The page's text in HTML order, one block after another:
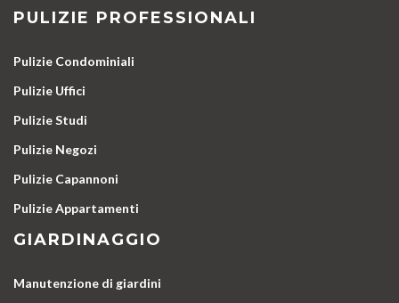
PULIZIE PROFESSIONALI
Pulizie Condominiali
Pulizie Uffici
Pulizie Studi
Pulizie Negozi
Pulizie Capannoni
Pulizie Appartamenti
GIARDINAGGIO
Manutenzione di giardini